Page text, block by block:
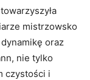
mistrzowsko
oraz
nie tylko
czystości i